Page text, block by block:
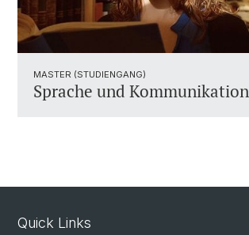
MASTER (STUDIENGANG)
Sprache und Kommunikation
Quick Links